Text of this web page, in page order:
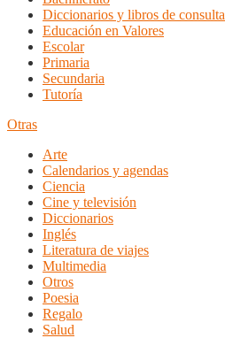
Diccionarios y libros de consulta
Educación en Valores
Escolar
Primaria
Secundaria
Tutoría
Otras
Arte
Calendarios y agendas
Ciencia
Cine y televisión
Diccionarios
Inglés
Literatura de viajes
Multimedia
Otros
Poesia
Regalo
Salud